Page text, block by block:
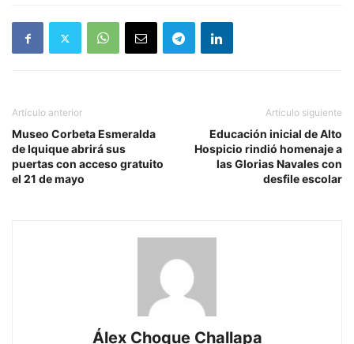
Artículo anterior
Museo Corbeta Esmeralda
de Iquique abrirá sus
puertas con acceso gratuito
el 21 de mayo
Artículo siguiente
Educación inicial de Alto
Hospicio rindió homenaje a
las Glorias Navales con
desfile escolar
Álex Choque Challapa